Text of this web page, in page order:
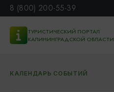
8 (800) 200-55-39
ТУРИСТИЧЕСКИЙ ПОРТАЛ
КАЛИНИНГРАДСКОЙ ОБЛАСТИ
КАЛЕНДАРЬ СОБЫТИЙ